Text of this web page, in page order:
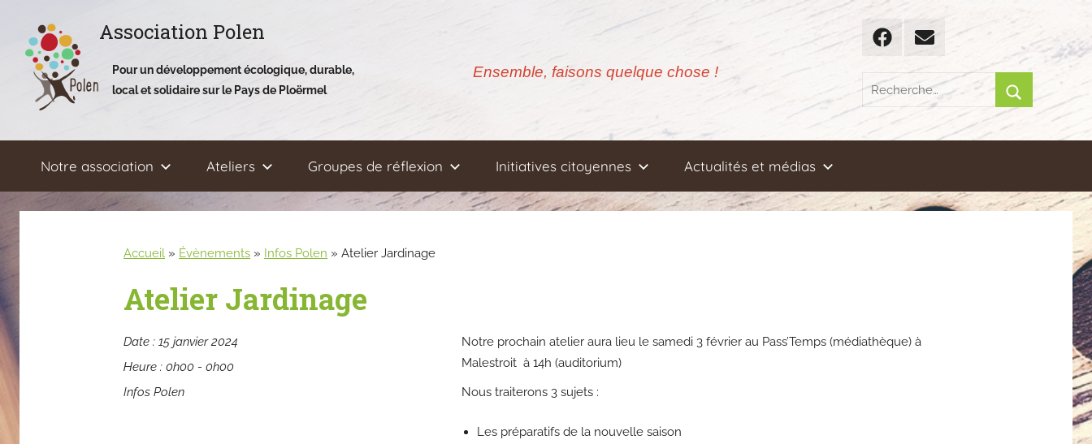
contenu
Association Polen
Pour un développement écologique, durable,
local et solidaire sur le Pays de Ploërmel
Ensemble, faisons quelque chose !
FacebookEmail
Recherche
pour
Rechercher
Notre association Ateliers Groupes de réflexion Initiatives citoyennes Actualités et médias
Accueil » Évènements » Infos Polen » Atelier Jardinage
Atelier Jardinage
Date : 15 janvier 2024
Heure : 0h00 - 0h00
Infos Polen
Notre prochain atelier aura lieu le samedi 3 février au Pass’Temps (médiathèque) à
Malestroit à 14h (auditorium)
Nous traiterons 3 sujets :
Les préparatifs de la nouvelle saison